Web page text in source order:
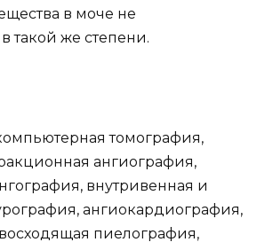
в моче не
такой же степени.
томография,
ангиография,
внутривенная и
ангиокардиография,
пиелография,